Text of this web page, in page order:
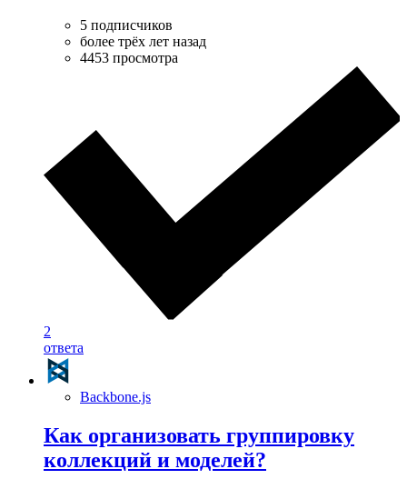
5 подписчиков
более трёх лет назад
4453 просмотра
2
ответа
Backbone.js
Как организовать группировку
коллекций и моделей?